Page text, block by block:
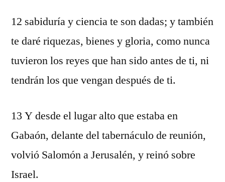
12 sabiduría y ciencia te son dadas; y también
te daré riquezas, bienes y gloria, como nunca
tuvieron los reyes que han sido antes de ti, ni
tendrán los que vengan después de ti.
13 Y desde el lugar alto que estaba en
Gabaón, delante del tabernáculo de reunión,
volvió Salomón a Jerusalén, y reinó sobre
Israel.